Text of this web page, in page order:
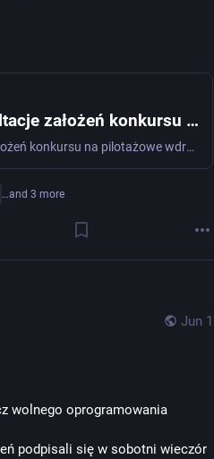
Rozpoczynamy konsultacje założeń konkursu na wdrożenie open source - Ministerstwo Cyfryzacji - Portal Gov.pl
Rozpoczynamy konsultacje założeń konkursu na pilotażowe wdrożenie oprogramowania open source w jednostkach samorządu terytorialnego. Planowane działanie ma na celu wypracowanie skutecznych modeli wykorzystania rozwiązań otwartoźródłowych w administracji publicznej, zgodnych z aktualnymi trendami technologicznymi oraz potrzebami instytucji publicznych.
…and 3 more
Jun 1
wolnego oprogramowania
podpisali się w sobotni wieczór